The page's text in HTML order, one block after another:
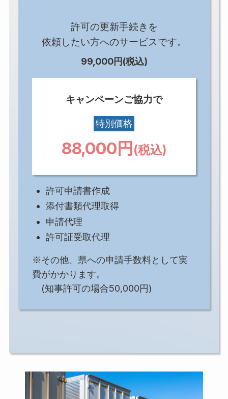
許可の更新手続きを
依頼したい方へのサービスです。
99,000円(税込)
キャンペーンご協力で
特別価格
88,000円 (税込)
許可申請書作成
添付書類代理取得
申請代理
許可証受取代理
※その他、県への申請手数料として実
費がかかります。
(知事許可の場合50,000円)